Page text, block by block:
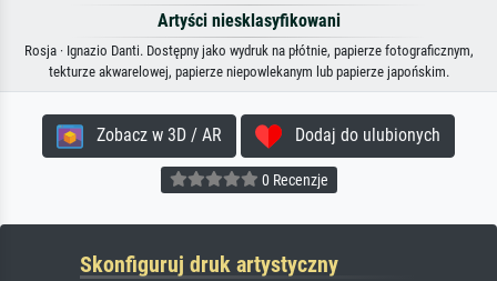
Artyści niesklasyfikowani
Rosja · Ignazio Danti. Dostępny jako wydruk na płótnie, papierze fotograficznym,
tekturze akwarelowej, papierze niepowlekanym lub papierze japońskim.
Zobacz w 3D / AR Dodaj do ulubionych
0 Recenzje
Skonfiguruj druk artystyczny